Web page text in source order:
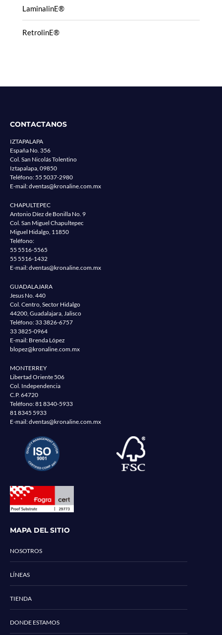
LaminalinE®
RetrolinE®
CONTACTANOS
IZTAPALAPA
España No. 356
Col. San Nicolás Tolentino
Iztapalapa, 09850
Teléfono:55 5037-2980
E-mail:dventas@kronaline.com.mx
CHAPULTEPEC
Antonio Díez de Bonilla No. 9
Col. San Miguel Chapultepec
Miguel Hidalgo, 11850
Teléfono:
55 5516-5565
55 5516-1432
E-mail:dventas@kronaline.com.mx
GUADALAJARA
Jesus No. 440
Col. Centro, Sector Hidalgo
44200, Guadalajara, Jalisco
Teléfono: 33 3826-6757
33 3825-0964
E-mail: Brenda López
blopez@kronaline.com.mx
MONTERREY
Libertad Oriente 506
Col. Independencia
C.P. 64720
Teléfono:81 8340-5933
81 8345 5933
E-mail:dventas@kronaline.com.mx
MAPA DEL SITIO
NOSOTROS
LÍNEAS
TIENDA
DONDE ESTAMOS